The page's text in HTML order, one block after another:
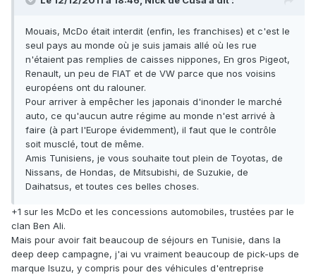
Mouais, McDo était interdit (enfin, les franchises) et c'est le
seul pays au monde où je suis jamais allé où les rue
n'étaient pas remplies de caisses nippones, En gros Pigeot,
Renault, un peu de FIAT et de VW parce que nos voisins
européens ont du ralouner.
Pour arriver à empêcher les japonais d'inonder le marché
auto, ce qu'aucun autre régime au monde n'est arrivé à
faire (à part l'Europe évidemment), il faut que le contrôle
soit musclé, tout de même.
Amis Tunisiens, je vous souhaite tout plein de Toyotas, de
Nissans, de Hondas, de Mitsubishi, de Suzukie, de
Daihatsus, et toutes ces belles choses.
+1 sur les McDo et les concessions automobiles, trustées par le
clan Ben Ali.
Mais pour avoir fait beaucoup de séjours en Tunisie, dans la
deep deep campagne, j'ai vu vraiment beaucoup de pick-ups de
marque Isuzu, y compris pour des véhicules d'entreprise